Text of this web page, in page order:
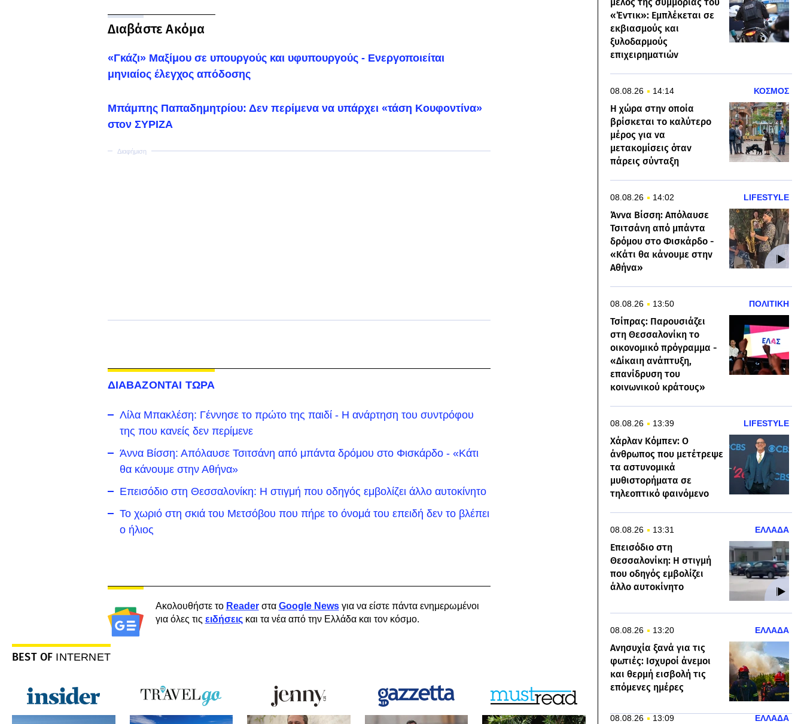
Διαβάστε Ακόμα
«Γκάζι» Μαξίμου σε υπουργούς και υφυπουργούς - Ενεργοποιείται
μηνιαίος έλεγχος απόδοσης
Μπάμπης Παπαδημητρίου: Δεν περίμενα να υπάρχει «τάση Κουφοντίνα»
στον ΣΥΡΙΖΑ
ΔΙΑΒΑΖΟΝΤΑΙ ΤΩΡΑ
Λίλα Μπακλέση: Γέννησε το πρώτο της παιδί - Η ανάρτηση του συντρόφου
της που κανείς δεν περίμενε
Άννα Βίσση: Απόλαυσε Τσιτσάνη από μπάντα δρόμου στο Φισκάρδο - «Κάτι
θα κάνουμε στην Αθήνα»
Επεισόδιο στη Θεσσαλονίκη: Η στιγμή που οδηγός εμβολίζει άλλο αυτοκίνητο
Το χωριό στη σκιά του Μετσόβου που πήρε το όνομά του επειδή δεν το βλέπει
ο ήλιος
Ακολουθήστε το Readerστα Google Newsγια να είστε πάντα ενημερωμένοι
για όλες τις ειδήσειςκαι τα νέα από την Ελλάδα και τον κόσμο.
BEST OF INTERNET
«Έντικ»: Εμπλέκεται σε
εκβιασμούς και
ξυλοδαρμούς
επιχειρηματιών
08.08.26 14:14 ΚΟΣΜΟΣ
Η χώρα στην οποία
βρίσκεται το καλύτερο
μέρος για να
μετακομίσεις όταν
πάρεις σύνταξη
08.08.26 14:02 LIFESTYLE
Άννα Βίσση: Απόλαυσε
Τσιτσάνη από μπάντα
δρόμου στο Φισκάρδο -
«Κάτι θα κάνουμε στην
Αθήνα»
08.08.26 13:50 ΠΟΛΙΤΙΚΗ
Τσίπρας: Παρουσιάζει
στη Θεσσαλονίκη το
οικονομικό πρόγραμμα -
«Δίκαιη ανάπτυξη,
επανίδρυση του
κοινωνικού κράτους»
08.08.26 13:39 LIFESTYLE
Χάρλαν Κόμπεν: Ο
άνθρωπος που μετέτρεψε
τα αστυνομικά
μυθιστορήματα σε
τηλεοπτικό φαινόμενο
08.08.26 13:31 ΕΛΛΑΔΑ
Επεισόδιο στη
Θεσσαλονίκη: Η στιγμή
που οδηγός εμβολίζει
άλλο αυτοκίνητο
08.08.26 13:20 ΕΛΛΑΔΑ
Ανησυχία ξανά για τις
φωτιές: Ισχυροί άνεμοι
και θερμή εισβολή τις
επόμενες ημέρες
08.08.26 13:09 ΕΛΛΑΔΑ